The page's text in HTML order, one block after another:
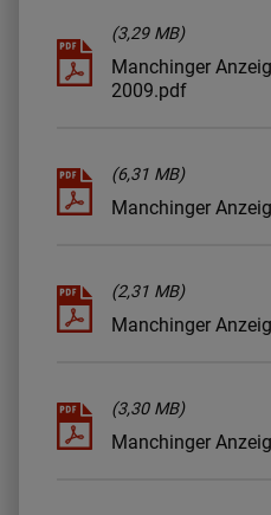
Redaktions-Infos
(3,29 MB)
Manchinger
2009.pdf
(6,31 MB)
Manchinger
(2,31 MB)
Manchinger
(3,30 MB)
Manchinger